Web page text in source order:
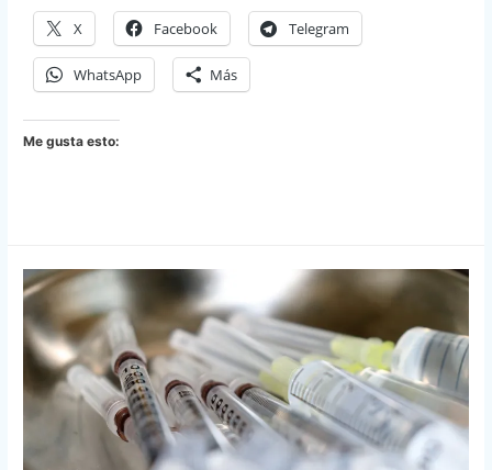
X Facebook Telegram
WhatsApp Más
Me gusta esto: